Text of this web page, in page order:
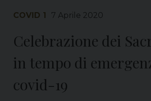
COVID 1 7 Aprile 2020
Celebrazione dei
in tempo di
covid-19